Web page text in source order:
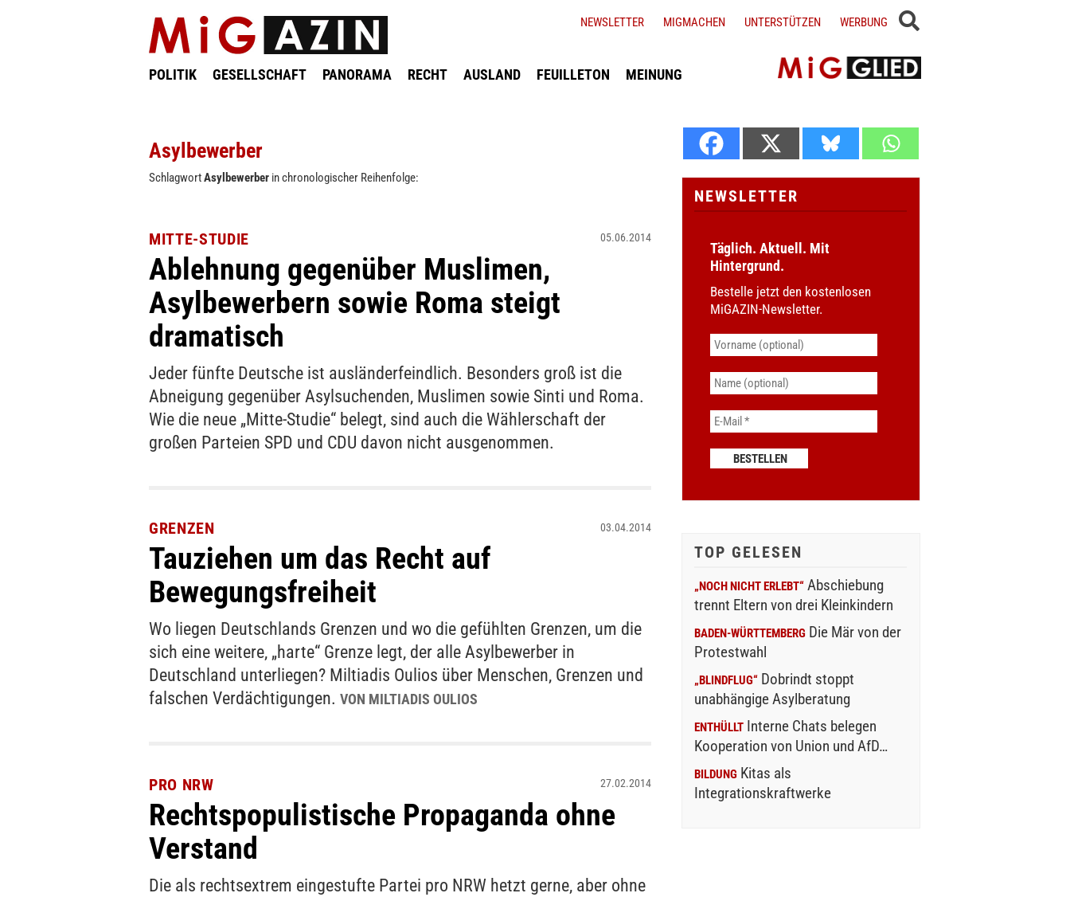
POLITIK GESELLSCHAFT PANORAMA RECHT AUSLAND FEUILLETON MEINUNG
NEWSLETTER MIGMACHEN UNTERSTÜTZEN WERBUNG
Asylbewerber
SchlagwortAsylbewerber in chronologischer Reihenfolge:
MITTE-STUDIE
Ablehnung gegenüber Muslimen,
Asylbewerbern sowie Roma steigt
dramatisch
05.06.2014
Jeder fünfte Deutsche ist ausländerfeindlich. Besonders groß ist die
Abneigung gegenüber Asylsuchenden, Muslimen sowie Sinti und Roma.
Wie die neue „Mitte-Studie“ belegt, sind auch die Wählerschaft der
großen Parteien SPD und CDU davon nicht ausgenommen.
GRENZEN
Tauziehen um das Recht auf
Bewegungsfreiheit
03.04.2014
Wo liegen Deutschlands Grenzen und wo die gefühlten Grenzen, um die
sich eine weitere, „harte“ Grenze legt, der alle Asylbewerber in
Deutschland unterliegen? Miltiadis Oulios über Menschen, Grenzen und
falschen Verdächtigungen. VON MILTIADIS OULIOS
PRO NRW
Rechtspopulistische Propaganda ohne
Verstand
27.02.2014
Die als rechtsextrem eingestufte Partei pro NRW hetzt gerne, aber ohne
NEWSLETTER
Täglich. Aktuell. Mit
Hintergrund.
Bestelle jetzt den kostenlosen
MiGAZIN-Newsletter.
TOP GELESEN
„NOCH NICHT ERLEBT“ Abschiebung
trennt Eltern von drei Kleinkindern
BADEN-WÜRTTEMBERG Die Mär von der
Protestwahl
„BLINDFLUG“ Dobrindt stoppt
unabhängige Asylberatung
ENTHÜLLT Interne Chats belegen
Kooperation von Union und AfD…
BILDUNG Kitas als
Integrationskraftwerke